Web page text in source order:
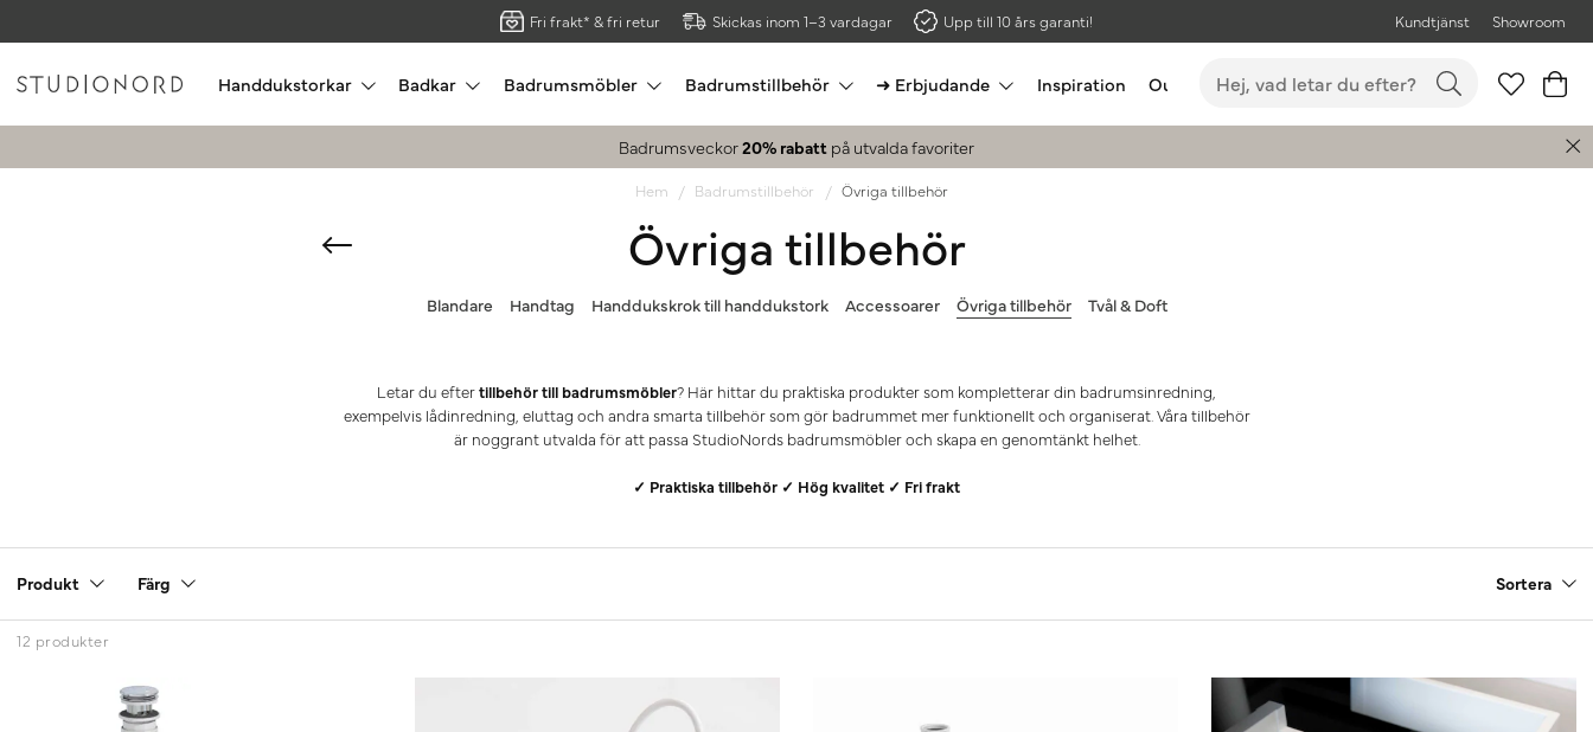
Fri frakt* & fri retur Skickas inom 1–3 vardagar Upp till 10 års garanti! Kundtjänst Showroom
Handdukstorkar Badkar Badrumsmöbler Badrumstillbehör ➜ Erbjudande Inspiration Outlet Bästsäljare
Badrumsveckor20% rabatt på utvalda favoriter
Hem Badrumstillbehör Övriga tillbehör
Övriga tillbehör
Blandare Handtag Handdukskrok till handdukstork Accessoarer Övriga tillbehör Tvål & Doft
Letar du eftertillbehör till badrumsmöbler? Här hittar du praktiska produkter som kompletterar din badrumsinredning,
exempelvis lådinredning, eluttag och andra smarta tillbehör som gör badrummet mer funktionellt och organiserat. Våra tillbehör
är noggrant utvalda för att passa StudioNords badrumsmöbler och skapa en genomtänkt helhet.
✓ Praktiska tillbehör ✓ Hög kvalitet ✓ Fri frakt
Produkt Färg Sortera
12 produkter